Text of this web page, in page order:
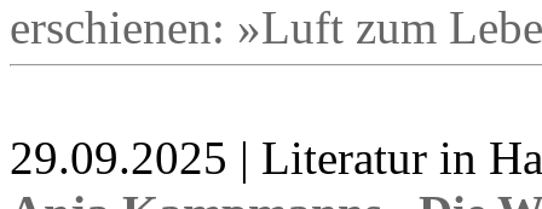
erschienen: »Luft zum
29.09.2025 | Literatur in